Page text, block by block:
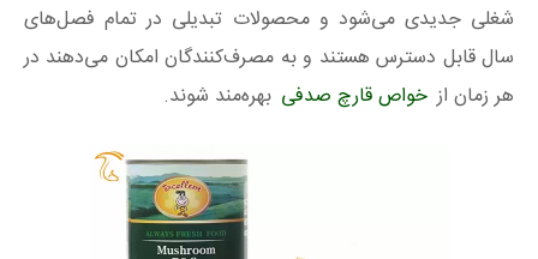
شغلی جدیدی می‌شود و محصولات تبدیلی در تمام فصل‌های
سال قابل دسترس هستند و به مصرف‌کنندگان امکان می‌دهند در
هر زمان از خواص قارچ صدفی بهره‌مند شوند.